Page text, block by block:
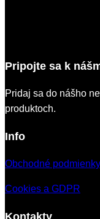
r
k
y
l
(
e
Pripojte sa k
Pridaj sa do nášho
produktoch.
Info
Obchodné podmienky
Cookies a GDPR
Kontakty